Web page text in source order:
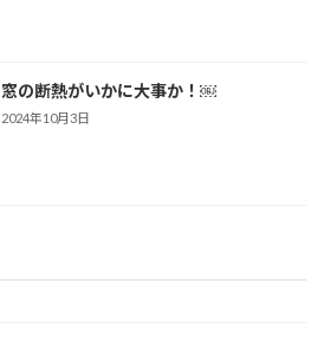
窓の断熱がいかに大事か！￼
2024年10月3日